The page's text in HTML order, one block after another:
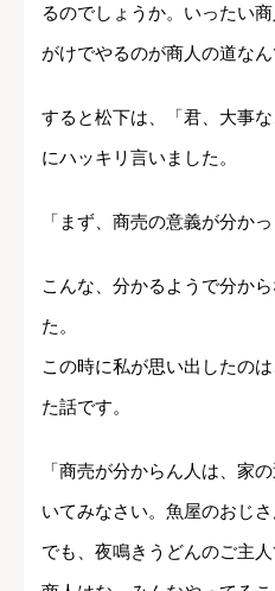
るのでしょうか。いったい
がけでやるのが商人の道なん
すると松下は、「君、大事
にハッキリ言いました。
「まず、商売の意義が分か
こんな、分かるようで分か
た。
この時に私が思い出したの
た話です。
「商売が分からん人は、家
いてみなさい。魚屋のおじ
でも、夜鳴きうどんのご主